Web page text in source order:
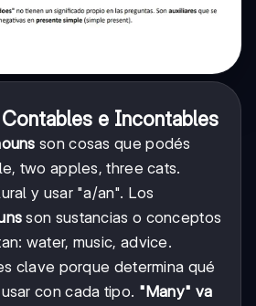
e Incontables
son cosas que podés
two apples, three cats.
y usar "a/an". Los
son sustancias o conceptos
water, music, advice.
clave porque determina qué
con cada tipo. "Many" va